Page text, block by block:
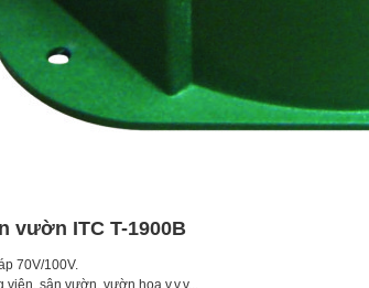
vườn ITC T-1900B
70V/100V.
viên, sân vườn, vườn hoa,v.v.v...